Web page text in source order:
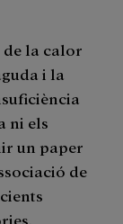
de la calor
i la
ni els
un paper
de